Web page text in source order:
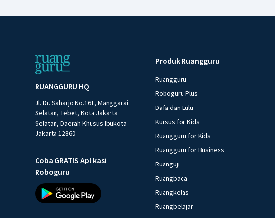
RUANGGURU HQ
Jl. Dr. Saharjo No.161, Manggarai
Selatan, Tebet, Kota Jakarta
Selatan, Daerah Khusus Ibukota
Jakarta 12860
Coba GRATIS Aplikasi
Roboguru
Produk Ruangguru
Ruangguru
Roboguru Plus
Dafa dan Lulu
Kursus for Kids
Ruangguru for Kids
Ruangguru for Business
Ruanguji
Ruangbaca
Ruangkelas
Ruangbelajar